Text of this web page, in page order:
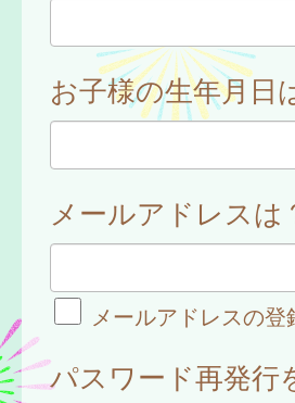
お子様の生年月日
メールアドレスは
メールアドレスの
パスワード再発行